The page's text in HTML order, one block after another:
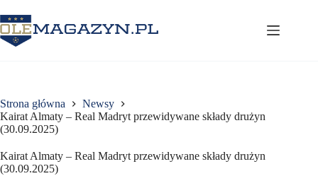
do
treści
Strona główna
Newsy
Kairat Almaty – Real Madryt przewidywane składy drużyn
(30.09.2025)
Kairat Almaty – Real Madryt przewidywane składy drużyn
(30.09.2025)